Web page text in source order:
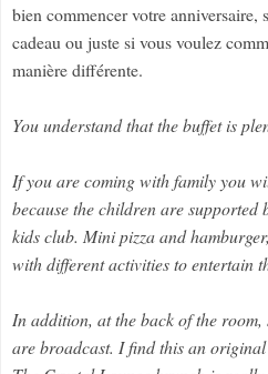
bien commencer votre anniversaire,
cadeau ou juste si vous voulez
manière différente.
You understand that the buffet is
If you are coming with family you
because the children are
kids club. Mini pizza and
with different activities to entertain
In addition, at the back of the
are broadcast. I find this an